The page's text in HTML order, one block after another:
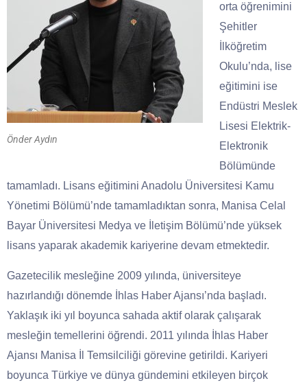
Önder Aydın
orta öğrenimini
Şehitler
İlköğretim
Okulu’nda, lise
eğitimini ise
Endüstri Meslek
Lisesi Elektrik-
Elektronik
Bölümünde
tamamladı. Lisans eğitimini Anadolu Üniversitesi Kamu
Yönetimi Bölümü’nde tamamladıktan sonra, Manisa Celal
Bayar Üniversitesi Medya ve İletişim Bölümü’nde yüksek
lisans yaparak akademik kariyerine devam etmektedir.
Gazetecilik mesleğine 2009 yılında, üniversiteye
hazırlandığı dönemde İhlas Haber Ajansı’nda başladı.
Yaklaşık iki yıl boyunca sahada aktif olarak çalışarak
mesleğin temellerini öğrendi. 2011 yılında İhlas Haber
Ajansı Manisa İl Temsilciliği görevine getirildi. Kariyeri
boyunca Türkiye ve dünya gündemini etkileyen birçok